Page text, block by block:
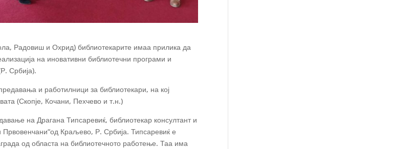
Радовиш и Охрид) библиотекарите имаа прилика да
на иновативни библиотечни програми и
Србија).
и работилници за библиотекари, на кој
(Скопје, Кочани, Пехчево и т.н.)
на Драгана Типсаревиќ, библиотекар консултант и
Краљево, Р. Србија. Типсаревиќ е
од областа на библиотечното работење. Таа има